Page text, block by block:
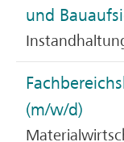
und
(m/w/d)